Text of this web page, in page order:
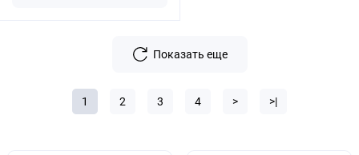
Показать еще
1 2 3 4 > >|